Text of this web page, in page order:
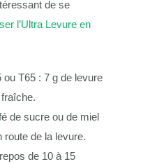
de se
l’Ultra Levure en
ou T65 : 7 g de levure
de sucre ou de miel
route de la levure.
de 10 à 15